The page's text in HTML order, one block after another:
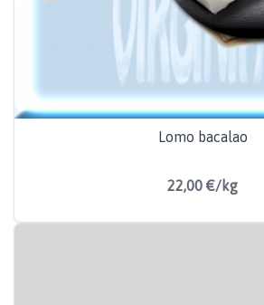
Lomo bacalao
22,00 €/kg